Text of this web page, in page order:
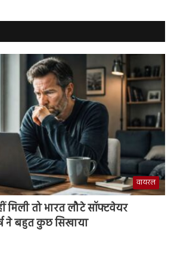
वायरल
मिली तो भारत लौटे सॉफ्टवेयर
ने बहुत कुछ सिखाया